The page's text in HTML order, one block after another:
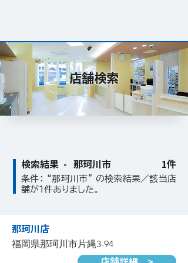
店舗検索
検索結果 - 那珂川市 1件
条件： “那珂川市” の検索結果／該当店
舗が1件ありました。
那珂川店
福岡県那珂川市片縄3-94